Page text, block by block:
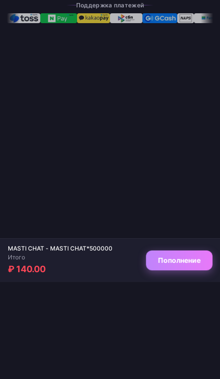
MASTI CHAT - MASTI CHAT*500000
Итого
₽ 140.00
Пополнение
Поддержка платежей